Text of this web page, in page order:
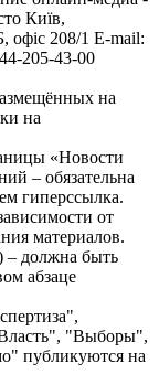
Київ,
208/1 E-mail:
205-43-00
на
на
«Новости
– обязательна
гиперссылка.
от
материалов.
– должна быть
абзаце
"Выборы",
публикуются на